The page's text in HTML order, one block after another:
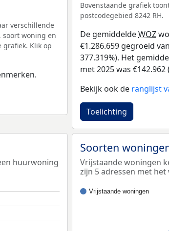
verschillende
soort woning en
Klik op
Bovenstaande grafiek
postcodegebied 8242 RH.
De gemiddeldeWOZ
€1.286.659 gegroeid
377.319%). Het
met 2025 was €142.962
Bekijk ook de ranglijst
Toelichting
huurwoning
Soorten
Vrijstaande woningen
zijn 5 adressen met
Vrijstaande woningen